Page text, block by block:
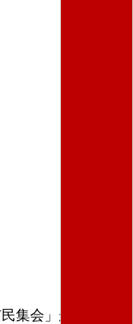
集会」が、米兵